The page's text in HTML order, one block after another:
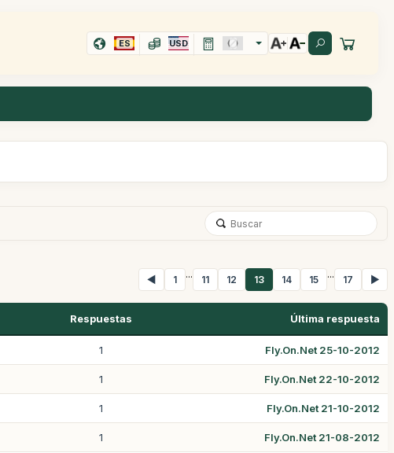
ES USD
◀ 1 ... 11 12 13 14 15 ... 17 ▶
Respuestas Última respuesta
1 Fly.On.Net 25-10-2012
1 Fly.On.Net 22-10-2012
1 Fly.On.Net 21-10-2012
1 Fly.On.Net 21-08-2012